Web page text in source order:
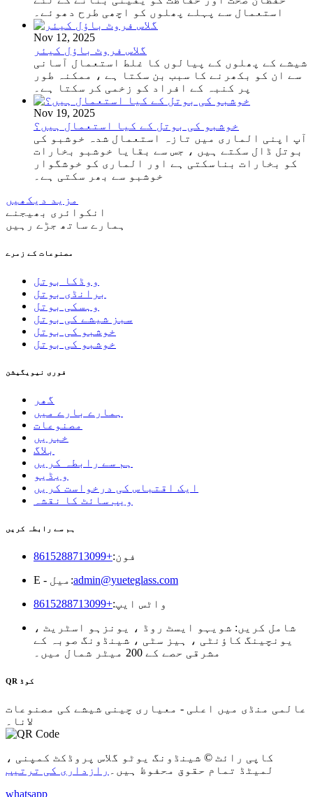
استعمال سے پہلے پھلوں کو اچھی طرح دھوئے۔
Nov 12, 2025
گلاس فروٹ باؤل کیئر
شیشے کے پھلوں کے پیالوں کا غلط استعمال آسانی
سے ان کو بکھرنے کا سبب بن سکتا ہے ، ممکنہ طور
پر کنبہ کے افراد کو زخمی کر سکتا ہے۔
Nov 19, 2025
خوشبو کی بوتل کے کیا استعمال ہیں؟
آپ اپنی الماری میں تازہ استعمال شدہ خوشبو کی
بوتل ڈال سکتے ہیں ، جس سے بقایا خوشبو بخارات
کو بخارات بناسکتی ہے اور الماری کو خوشگوار
خوشبو سے بھر سکتی ہے۔
مزید دیکھیں
انکوائری بھیجنے
ہمارے ساتھ جڑے رہیں
مصنوعات کے زمرے
ووڈکا بوتل
برانڈی بوتل
وہسکی بوتل
سبز شیشے کی بوتل
خوشبو کی بوتل
خوشبو کی بوتل
فوری نیویگیشن
گھر
ہمارے بارے میں
مصنوعات
خبریں
بلاگ
ہم سے رابطہ کریں
ویڈیو
ایک اقتباس کی درخواست کریں
ویب سائٹ کا نقشہ
ہم سے رابطہ کریں
فون:+8615288713099
E - میل:admin@yueteglass.com
واٹس ایپ:+8615288713099
شامل کریں: شویہو ایسٹ روڈ ، یونزہو اسٹریٹ ،
یونچینگ کاؤنٹی ، ہیز سٹی ، شینڈونگ صوبہ کے
مشرقی حصے کے 200 میٹر شمال میں۔
QR کوڈ
عالمی منڈی میں اعلی - معیاری چینی شیشے کی مصنوعات
لانا۔
کاپی رائٹ © شینڈونگ یوٹو گلاس پروڈکٹ کمپنی ،
لمیٹڈ تمام حقوق محفوظ ہیں۔
رازداری کی ترتیب
whatsapp